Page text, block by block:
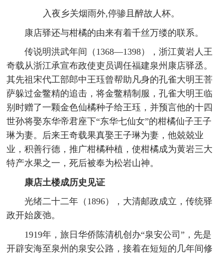
入夜乡关烟雨外,停骖且醉故人杯。
康店驿还与柑橘的由来有着千丝万缕的联系。
传说明洪武年间（1368—1398），浙江黄岩人王
奇载从浙江承宣布政使吏员调任福建泉州康店驿丞。
其先祖宋代工部郎中王珏曾帮助凡身的孔雀大明王菩
萨躲过金鳖精的追击，将金鳖精制服，孔雀大明王临
别时赠了一颗金色仙橘种子给王珏，并预言他的十四
世孙将娶东华帝君座下“东华七仙女”的柑橘仙子王子
琳为妻。后来王奇载果真娶王子琳为妻，他兢兢业
业，积善行德，推广柑橘种植，使柑橘成为黄岩三大
特产水果之一，死后被奉为松岩山神。
康店土楼成历史见证
光绪二十二年（1896），大清邮政成立，传统驿
政开始废弛。
1919年，旅日华侨陈清机创办“泉安公司”，先是
开辟安海至泉州的泉安公路，接着在短短的几年间修